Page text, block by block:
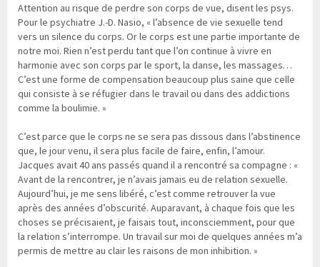
Attention au risque de perdre son corps de vue, disent les psys.
Pour le psychiatre J.-D. Nasio, « l’absence de vie sexuelle tend
vers un silence du corps. Or le corps est une partie importante de
notre moi. Rien n’est perdu tant que l’on continue à vivre en
harmonie avec son corps par le sport, la danse, les massages…
C’est une forme de compensation beaucoup plus saine que celle
qui consiste à se réfugier dans le travail ou dans des addictions
comme la boulimie. »
C’est parce que le corps ne se sera pas dissous dans l’abstinence
que, le jour venu, il sera plus facile de faire, enfin, l’amour.
Jacques avait 40 ans passés quand il a rencontré sa compagne : «
Avant de la rencontrer, je n’avais jamais eu de relation sexuelle.
Aujourd’hui, je me sens libéré, c’est comme retrouver la vue
après des années d’obscurité. Auparavant, à chaque fois que les
choses se précisaient, je faisais tout, inconsciemment, pour que
la relation s’interrompe. Un travail sur moi de quelques années m’a
permis de mettre au clair les raisons de mon inhibition. »